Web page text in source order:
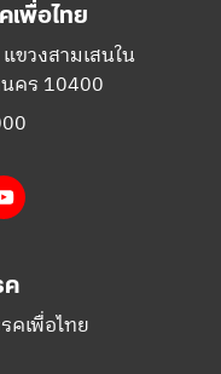
พื่อไทย
ขวงสามเสนใน
คร 10400
ค
คเพื่อไทย